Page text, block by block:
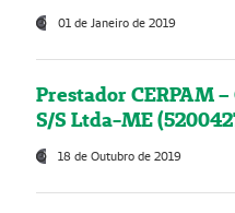
01 de Janeiro de 2019
Prestador CERPAM
S/S Ltda-ME
18 de Outubro de 2019